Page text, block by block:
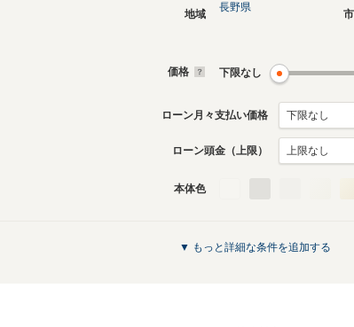
地域
長野県
価格 下限なし
ローン月々支払い価格
ローン頭金（上限）
本体色
▼ もっと詳細な条件を追加する